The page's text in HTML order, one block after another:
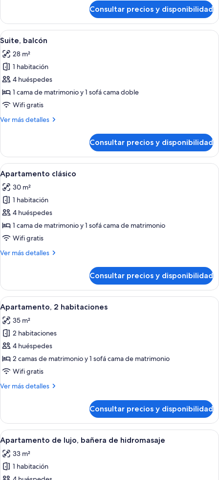
patio
triple
superior,
balcón,
al
patio
Consultar precios y disponibilidad
Abrir
todas
las
fotos
de
Suite,
balcón
Una habitación de hotel moderna
3
Suite, balcón
28 m²
1 habitación
4 huéspedes
1 cama de matrimonio y 1 sofá cama doble
Wifi gratis
Ver más detalles
Más
balcón
Consultar precios y disponibilidad
Abrir
todas
las
fotos
de
Apartamento
clásico
Cocina moderna con armarios
1
Apartamento clásico
30 m²
1 habitación
4 huéspedes
1 cama de matrimonio y 1 sofá cama de matrimonio
Wifi gratis
Ver más detalles
Más
clásico
Consultar precios y disponibilidad
Abrir
todas
las
fotos
de
Apartamento,
2
Un dormitorio moderno con una
1
Apartamento, 2 habitaciones
35 m²
2 habitaciones
4 huéspedes
2 camas de matrimonio y 1 sofá cama de matrimonio
Wifi gratis
Ver más detalles
Más
2
habitaciones
Consultar precios y disponibilidad
Abrir
todas
las
fotos
Una terraza en la azotea con un
1
Apartamento de lujo, bañera de hidromasaje
33 m²
1 habitación